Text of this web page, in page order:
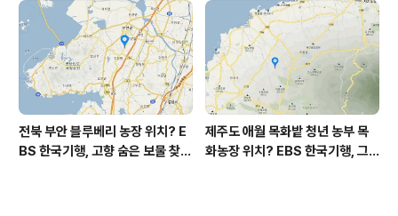
상남도 함양군 가볼 만한 곳, 용추
계곡 향운암 명천스님, 덕유산 황
석산 거망산 기백산
전북 부안 블루베리 농장 위치? E
BS 한국기행, 고향 숨은 보물 찾
제주도 애월 목화밭 청년 농부 목
화농장 위치? EBS 한국기행, 그